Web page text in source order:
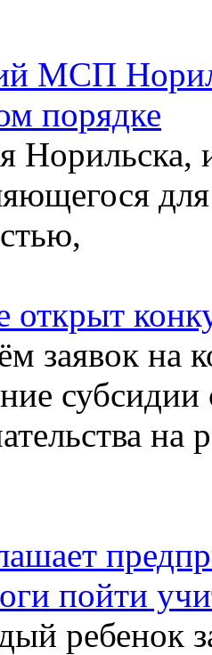
МСП
порядке
открыт
заявок на
на
пойти
ребенок